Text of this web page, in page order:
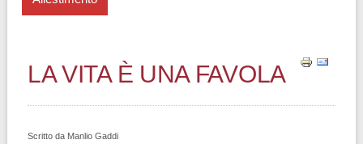
LA VITA È UNA FAVOLA
Scritto da Manlio Gaddi